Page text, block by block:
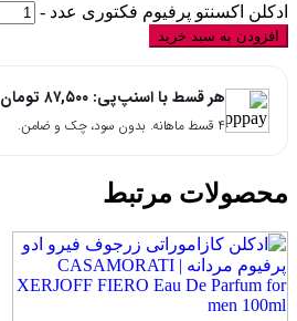
ادکلن اکسنتو پرفیوم فکتوری عدد -
افزودن به سبد خرید
هر قسط با اسنپ‌پی: ۸۷,۵۰۰ تومان
۴ قسط ماهانه. بدون سود، چک و ضامن.
محصولات مرتبط